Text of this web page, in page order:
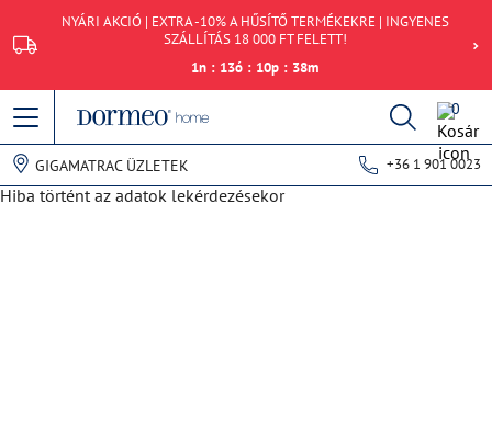
NYÁRI AKCIÓ | EXTRA -10% A HŰSÍTŐ TERMÉKEKRE | INGYENES
SZÁLLÍTÁS 18 000 FT FELETT!
1n : 13ó : 10p : 38m
0
GIGAMATRAC ÜZLETEK +36 1 901 0023
Hiba történt az adatok lekérdezésekor